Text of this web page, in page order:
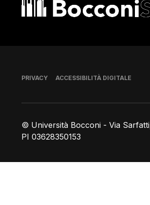
© Università Bocconi - Via
PI 03628350153
Piè di pagina
PRIVACY ACCESSIBILITÀ DIGITALE